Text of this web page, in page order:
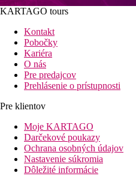
KARTAGO tours
Kontakt
Pobočky
Kariéra
O nás
Pre predajcov
Prehlásenie o prístupnosti
Pre klientov
Moje KARTAGO
Darčekové poukazy
Ochrana osobných údajov
Nastavenie súkromia
Dôležité informácie